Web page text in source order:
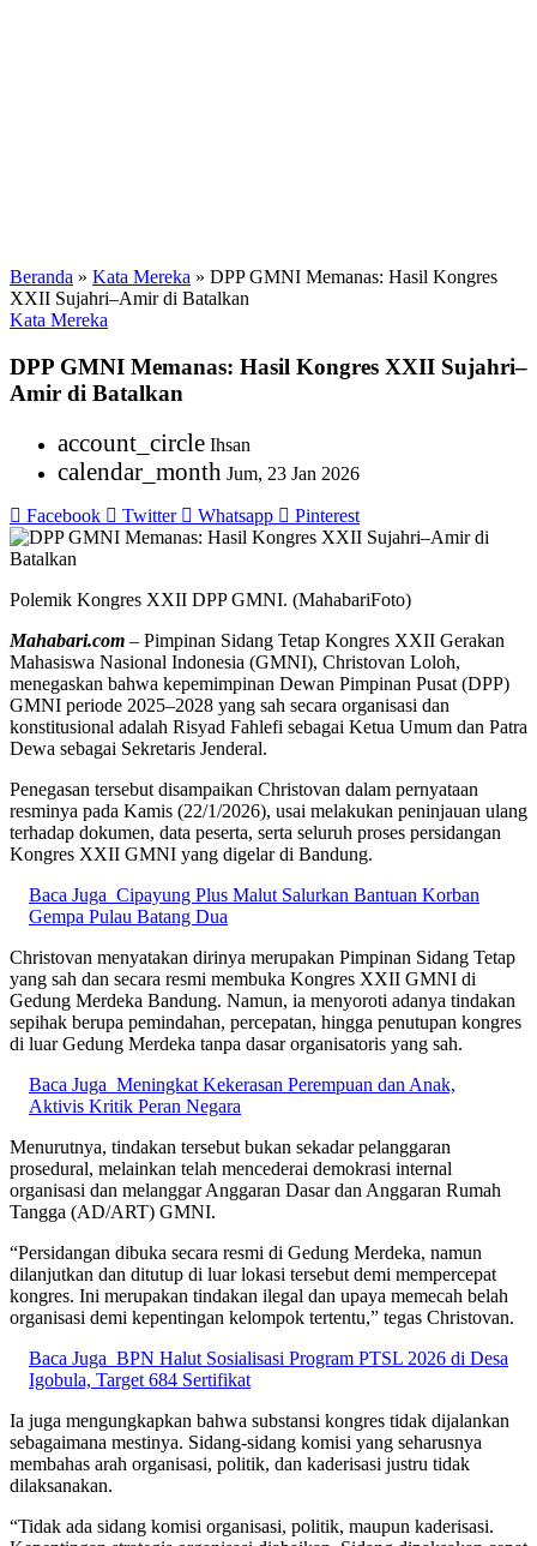
Beranda » Kata Mereka » DPP GMNI Memanas: Hasil Kongres
XXII Sujahri–Amir di Batalkan
Kata Mereka
DPP GMNI Memanas: Hasil Kongres XXII Sujahri–
Amir di Batalkan
account_circle Ihsan
calendar_month Jum, 23 Jan 2026
Facebook Twitter Whatsapp Pinterest
Polemik Kongres XXII DPP GMNI. (MahabariFoto)
Mahabari.com – Pimpinan Sidang Tetap Kongres XXII Gerakan
Mahasiswa Nasional Indonesia (GMNI), Christovan Loloh,
menegaskan bahwa kepemimpinan Dewan Pimpinan Pusat (DPP)
GMNI periode 2025–2028 yang sah secara organisasi dan
konstitusional adalah Risyad Fahlefi sebagai Ketua Umum dan Patra
Dewa sebagai Sekretaris Jenderal.
Penegasan tersebut disampaikan Christovan dalam pernyataan
resminya pada Kamis (22/1/2026), usai melakukan peninjauan ulang
terhadap dokumen, data peserta, serta seluruh proses persidangan
Kongres XXII GMNI yang digelar di Bandung.
Baca Juga Cipayung Plus Malut Salurkan Bantuan Korban
Gempa Pulau Batang Dua
Christovan menyatakan dirinya merupakan Pimpinan Sidang Tetap
yang sah dan secara resmi membuka Kongres XXII GMNI di
Gedung Merdeka Bandung. Namun, ia menyoroti adanya tindakan
sepihak berupa pemindahan, percepatan, hingga penutupan kongres
di luar Gedung Merdeka tanpa dasar organisatoris yang sah.
Baca Juga Meningkat Kekerasan Perempuan dan Anak,
Aktivis Kritik Peran Negara
Menurutnya, tindakan tersebut bukan sekadar pelanggaran
prosedural, melainkan telah mencederai demokrasi internal
organisasi dan melanggar Anggaran Dasar dan Anggaran Rumah
Tangga (AD/ART) GMNI.
“Persidangan dibuka secara resmi di Gedung Merdeka, namun
dilanjutkan dan ditutup di luar lokasi tersebut demi mempercepat
kongres. Ini merupakan tindakan ilegal dan upaya memecah belah
organisasi demi kepentingan kelompok tertentu,” tegas Christovan.
Baca Juga BPN Halut Sosialisasi Program PTSL 2026 di Desa
Igobula, Target 684 Sertifikat
Ia juga mengungkapkan bahwa substansi kongres tidak dijalankan
sebagaimana mestinya. Sidang-sidang komisi yang seharusnya
membahas arah organisasi, politik, dan kaderisasi justru tidak
dilaksanakan.
“Tidak ada sidang komisi organisasi, politik, maupun kaderisasi.